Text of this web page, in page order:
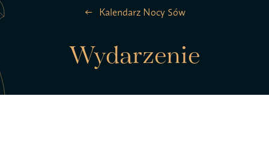
ptaków Kalendarz Nocy Sów
Wydarzenie